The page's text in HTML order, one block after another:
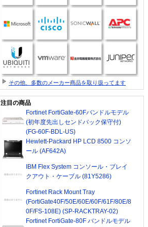
その他、多数のメーカー商品を取り扱ってます
注目の商品
Fortinet FortiGate-60Fバンドルモデル
(初年度先出しセンドバック保守付)
(FG-60F-BDL-US)
Hewlett-Packard HP LCD 8500 コンソ
ール (AF642A)
IBM Flex System コンソール・ブレイ
クアウト・ケーブル (81Y5286)
Fortinet Rack Mount Tray
(FortiGate40F/50E/60E/60F/61F/80E/8
0F/FS-108E) (SP-RACKTRAY-02)
Fortinet FortiGate-80F バンドルモデル